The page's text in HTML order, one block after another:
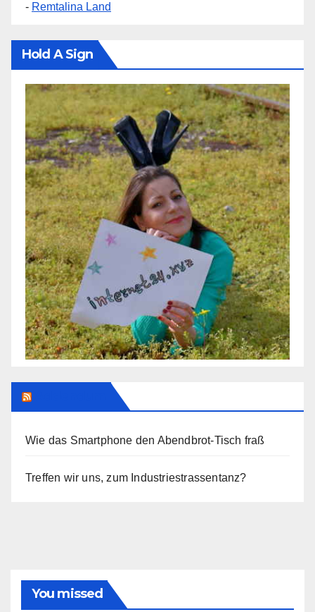
- Remtalina Land
Hold A Sign
Wie das Smartphone den Abendbrot-Tisch fraß
Treffen wir uns, zum Industriestrassentanz?
You missed